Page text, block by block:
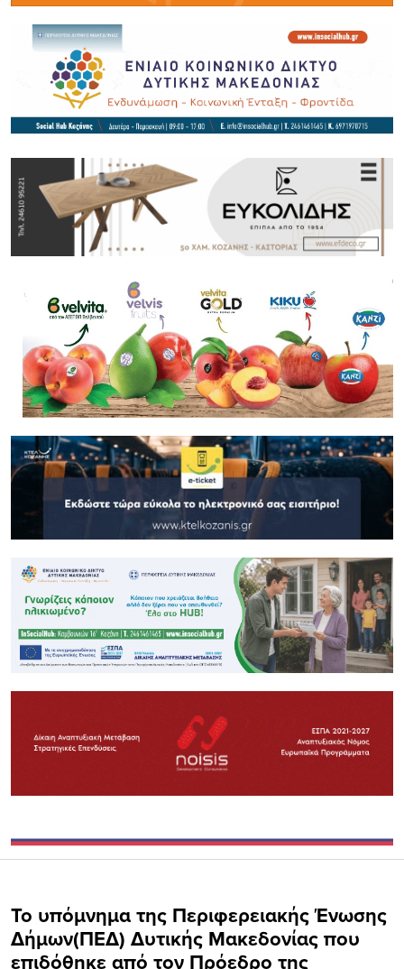
Το υπόμνημα της Περιφερειακής Ένωσης
Δήμων(ΠΕΔ) Δυτικής Μακεδονίας που
επιδόθηκε από τον Πρόεδρο της